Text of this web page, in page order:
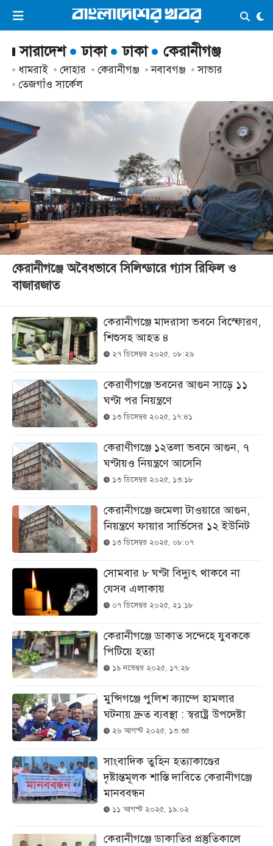
ভিডিও ই-পেপার লগইন ×
সব বিভাগ
আর্কাইভ
কনভার্টার
সারাদেশ ঢাকা ঢাকা কেরানীগঞ্জ
ধামরাই দোহার কেরানীগঞ্জ নবাবগঞ্জ
সাভার
তেজগাঁও সার্কেল
কেরানীগঞ্জে অবৈধভাবে সিলিন্ডারে গ্যাস রিফিল ও
বাজারজাত
কেরানীগঞ্জে মাদরাসা ভব‌নে বিস্ফোরণ,
শিশুসহ আহত ৪
২৭ ডিসেম্বর ২০২৫, ০৮:২৯
কেরাণীগঞ্জে ভবনের আগুন সাড়ে ১১
ঘণ্টা পর নিয়ন্ত্রণে
১৩ ডিসেম্বর ২০২৫, ১৭:৪১
কেরাণীগঞ্জে ১২তলা ভবনে আগুন, ৭
ঘণ্টায়ও নিয়ন্ত্রণে আসেনি
১৩ ডিসেম্বর ২০২৫, ১৩:১৮
কেরানীগঞ্জে জমেলা টাওয়ারে আগুন,
নিয়ন্ত্রণে ফায়ার সার্ভিসের ১২ ইউনিট
১৩ ডিসেম্বর ২০২৫, ০৮:০৭
সোমবার ৮ ঘণ্টা বিদ্যুৎ থাকবে না
যেসব এলাকায়
০৭ ডিসেম্বর ২০২৫, ২১:১৮
কেরানীগঞ্জে ডাকাত সন্দেহে যুবককে
পিটিয়ে হত্যা
১৯ নভেম্বর ২০২৫, ১৭:২৮
মুন্সিগঞ্জে পুলিশ ক্যাম্পে হামলার
ঘটনায় দ্রুত ব্যবস্থা : স্বরাষ্ট্র উপদেষ্টা
২৬ আগস্ট ২০২৫, ১৩:৩৫
সাংবাদিক তুহিন হত্যাকাণ্ডের
দৃষ্টান্তমূলক শাস্তি দাবিতে কেরানীগঞ্জে
মানববন্ধন
১১ আগস্ট ২০২৫, ১৯:০২
কেরানীগঞ্জে ডাকাতির প্রস্তুতিকালে